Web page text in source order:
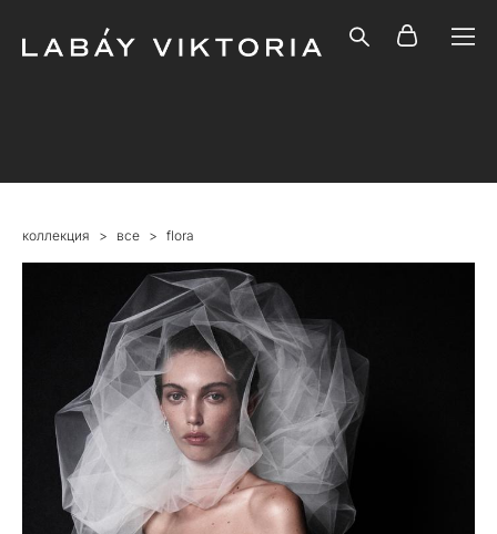
коллекция > все > flora